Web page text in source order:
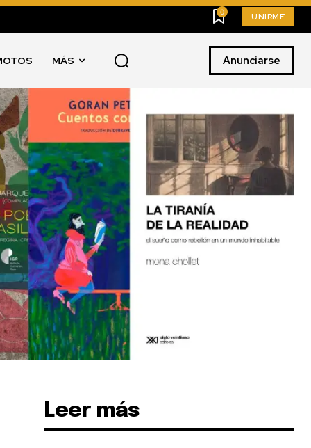
0 UNIRME
MÁS Anunciarse
Leer más